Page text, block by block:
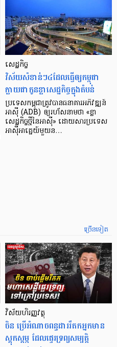
សេដ្ឋកិច្ច​
វិស័យ​សំខាន់ៗ​៤​ដែល​ធ្វើ​ឲ្យ​កម្ពុជា​
ក្លាយ​ជា​កូន​ខ្លា​សេដ្ឋកិច្ច​ក្នុង​តំបន់
ប្រទេស​កម្ពុជា​ត្រូវ​បាន​ធនាគារ​អភិវឌ្ឍន៍​
អាស៊ី (ADB) ឲ្យ​រហ័ស​នាមថា «ខ្លា​
សេដ្ឋកិច្ច​ថ្មី​នៃ​អាស៊ី» ដោយសារ​ប្រទេស​
អាស៊ី​អាគ្នេយ៍​មួយ​ន…
ច្រើនទៀត
វិស័យហិរញ្ញវត្ថុ
ចិន ប្រើ​អំណាចពន្ធដាររឹតកអ្នកមាន
ស្ដុកស្ដម្ភ ដែលផ្ទេរទ្រព្យសម្បត្តិ